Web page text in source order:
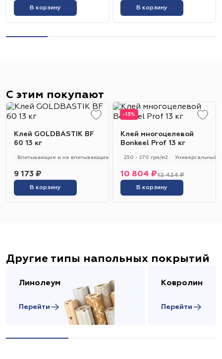
В корзину В корзину
С этим покупают
Клей GOLDBASTIK BF
60 13 кг
Впитывающие и не впитывающие 250 - 280 гр/м2 Универсальный
9 173 ₽
В корзину
-13%
Клей многоцелевой
Bonkeel Prof 13 кг
250 - 270 грм/м2 Универсальный
12 424 ₽
10 804 ₽
В корзину
Другие типы напольных покрытий
Линолеум
Перейти
Ковролин
Перейти